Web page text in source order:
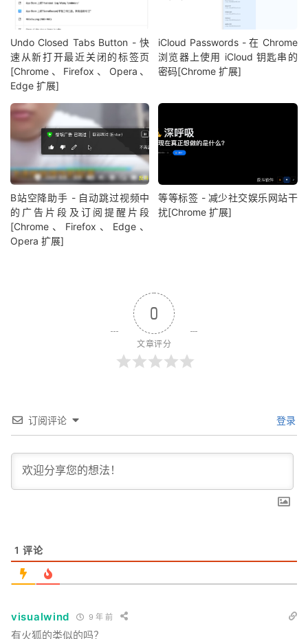
Undo Closed Tabs Button - 快
速从新打开最近关闭的标签页
[Chrome、Firefox、Opera、
Edge 扩展]
iCloud Passwords - 在 Chrome
浏览器上使用 iCloud 钥匙串的
密码[Chrome 扩展]
B站空降助手 - 自动跳过视频中
的广告片段及订阅提醒片段
[Chrome、Firefox、Edge、
Opera 扩展]
等等标签 - 减少社交娱乐网站干
扰[Chrome 扩展]
0
文章评分
订阅评论 登录
1 评论
visualwind 9 年 前
有火狐的类似的吗？